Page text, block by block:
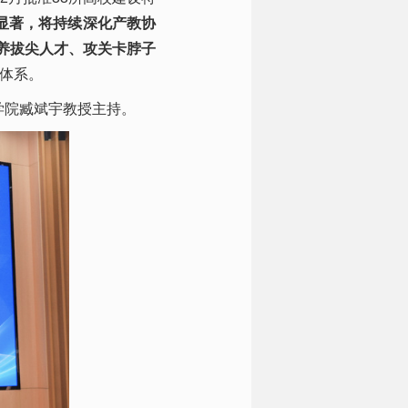
著，将持续深化产教协
拔尖人才、攻关卡脖子
系。
臧斌宇教授主持。